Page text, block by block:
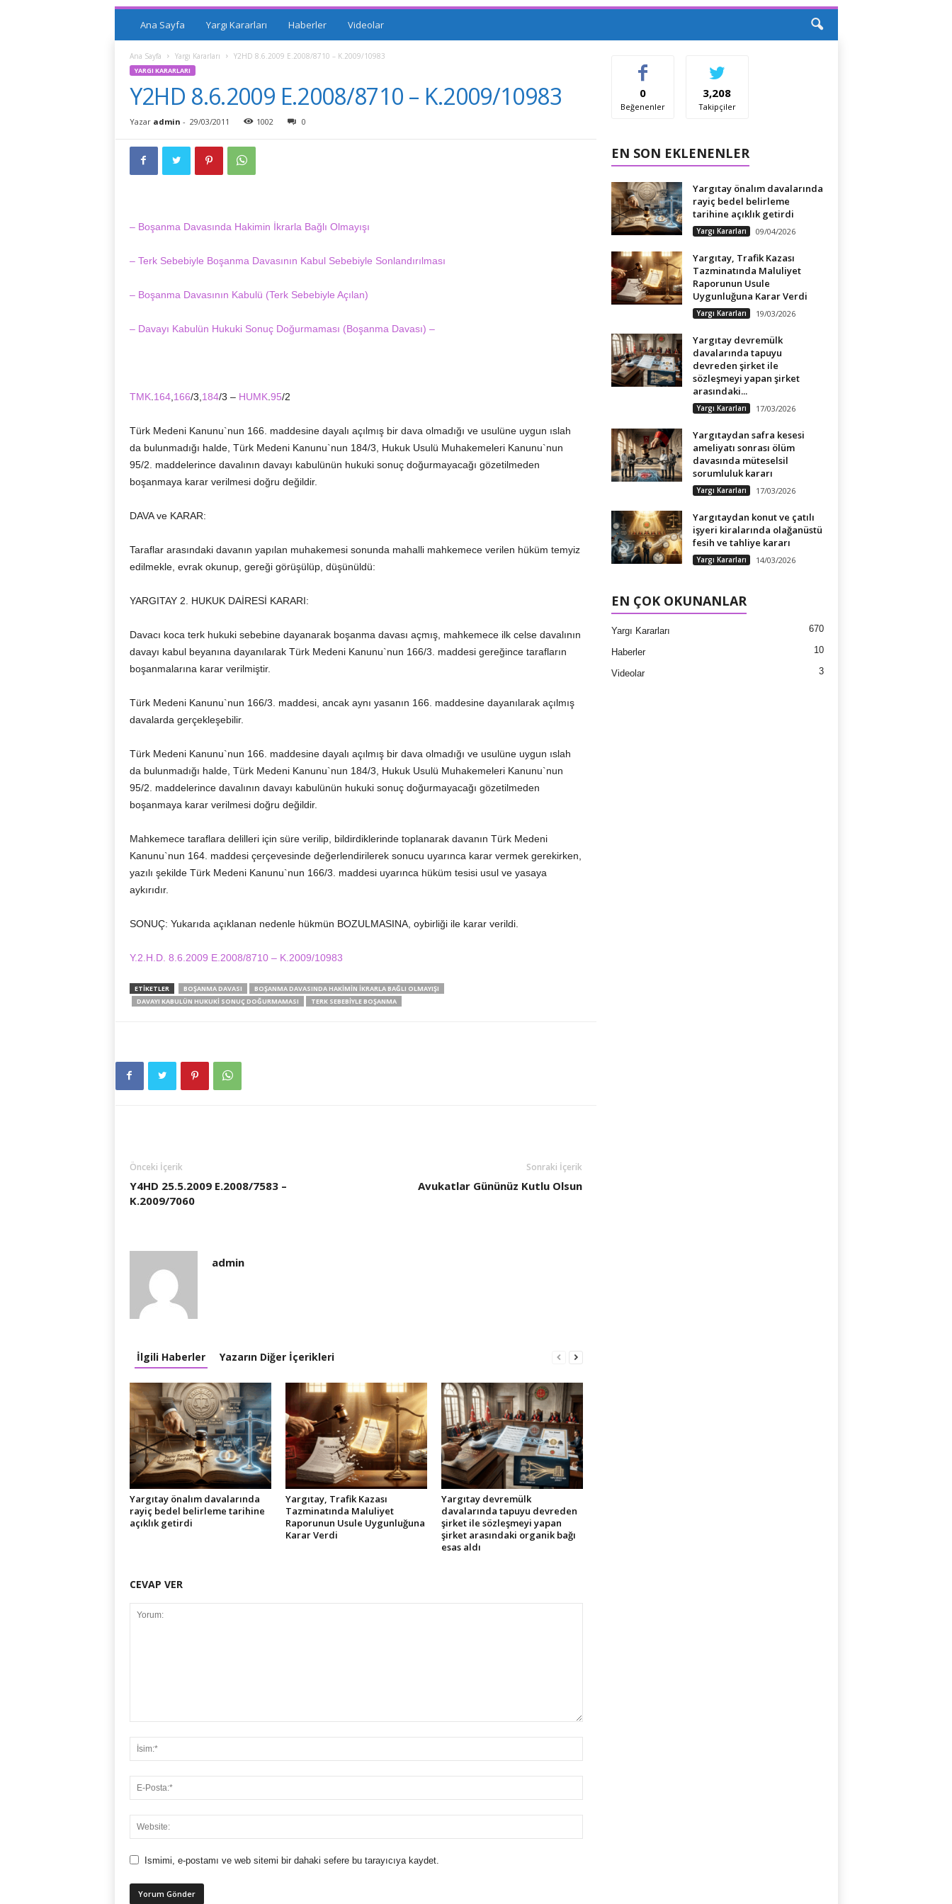
Ana Sayfa Yargı Kararları Haberler Videolar
Ana Sayfa Yargı Kararları Y2HD 8.6.2009 E.2008/8710 – K.2009/10983
YARGI KARARLARI
Y2HD 8.6.2009 E.2008/8710 – K.2009/10983
Yazar admin - 29/03/2011 1002 0
– Boşanma Davasında Hakimin İkrarla Bağlı Olmayışı
– Terk Sebebiyle Boşanma Davasının Kabul Sebebiyle Sonlandırılması
– Boşanma Davasının Kabulü (Terk Sebebiyle Açılan)
– Davayı Kabulün Hukuki Sonuç Doğurmaması (Boşanma Davası) –
TMK. 164, 166/3, 184/3 – HUMK. 95/2
Türk Medeni Kanunu`nun 166. maddesine dayalı açılmış bir dava olmadığı ve usulüne uygun ıslah
da bulunmadığı halde, Türk Medeni Kanunu`nun 184/3, Hukuk Usulü Muhakemeleri Kanunu`nun
95/2. maddelerince davalının davayı kabulünün hukuki sonuç doğurmayacağı gözetilmeden
boşanmaya karar verilmesi doğru değildir.
DAVA ve KARAR:
Taraflar arasındaki davanın yapılan muhakemesi sonunda mahalli mahkemece verilen hüküm temyiz
edilmekle, evrak okunup, gereği görüşülüp, düşünüldü:
YARGITAY 2. HUKUK DAİRESİ KARARI:
Davacı koca terk hukuki sebebine dayanarak boşanma davası açmış, mahkemece ilk celse davalının
davayı kabul beyanına dayanılarak Türk Medeni Kanunu`nun 166/3. maddesi gereğince tarafların
boşanmalarına karar verilmiştir.
Türk Medeni Kanunu`nun 166/3. maddesi, ancak aynı yasanın 166. maddesine dayanılarak açılmış
davalarda gerçekleşebilir.
Türk Medeni Kanunu`nun 166. maddesine dayalı açılmış bir dava olmadığı ve usulüne uygun ıslah
da bulunmadığı halde, Türk Medeni Kanunu`nun 184/3, Hukuk Usulü Muhakemeleri Kanunu`nun
95/2. maddelerince davalının davayı kabulünün hukuki sonuç doğurmayacağı gözetilmeden
boşanmaya karar verilmesi doğru değildir.
Mahkemece taraflara delilleri için süre verilip, bildirdiklerinde toplanarak davanın Türk Medeni
Kanunu`nun 164. maddesi çerçevesinde değerlendirilerek sonucu uyarınca karar vermek gerekirken,
yazılı şekilde Türk Medeni Kanunu`nun 166/3. maddesi uyarınca hüküm tesisi usul ve yasaya
aykırıdır.
SONUÇ: Yukarıda açıklanan nedenle hükmün BOZULMASINA, oybirliği ile karar verildi.
Y.2.H.D. 8.6.2009 E.2008/8710 – K.2009/10983
ETIKETLER BOŞANMA DAVASI
BOŞANMA DAVASINDA HAKIMIN İKRARLA BAĞLI OLMAYIŞI
DAVAYI KABULÜN HUKUKI SONUÇ DOĞURMAMASI
TERK SEBEBIYLE BOŞANMA
Önceki İçerik
Y4HD 25.5.2009 E.2008/7583 –
K.2009/7060
Sonraki İçerik
Avukatlar Gününüz Kutlu Olsun
admin
İlgili Haberler Yazarın Diğer İçerikleri
Yargıtay önalım davalarında
rayiç bedel belirleme tarihine
açıklık getirdi
Yargıtay, Trafik Kazası
Tazminatında Maluliyet
Raporunun Usule Uygunluğuna
Karar Verdi
Yargıtay devremülk
davalarında tapuyu devreden
şirket ile sözleşmeyi yapan
şirket arasındaki organik bağı
esas aldı
CEVAP VER
Ismimi, e-postamı ve web sitemi bir dahaki sefere bu tarayıcıya kaydet.
0
Beğenenler
3,208
Takipçiler
EN SON EKLENENLER
Yargıtay önalım davalarında
rayiç bedel belirleme
tarihine açıklık getirdi
Yargı Kararları 09/04/2026
Yargıtay, Trafik Kazası
Tazminatında Maluliyet
Raporunun Usule
Uygunluğuna Karar Verdi
Yargı Kararları 19/03/2026
Yargıtay devremülk
davalarında tapuyu
devreden şirket ile
sözleşmeyi yapan şirket
arasındaki...
Yargı Kararları 17/03/2026
Yargıtaydan safra kesesi
ameliyatı sonrası ölüm
davasında müteselsil
sorumluluk kararı
Yargı Kararları 17/03/2026
Yargıtaydan konut ve çatılı
işyeri kiralarında olağanüstü
fesih ve tahliye kararı
Yargı Kararları 14/03/2026
EN ÇOK OKUNANLAR
Yargı Kararları 670
Haberler 10
Videolar 3